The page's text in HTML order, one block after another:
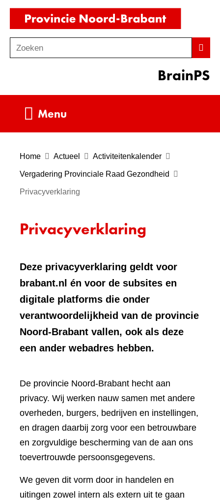
Ga
de
inhoud
o
Zoeken
BrainPS
Menu
Home Actueel Activiteitenkalender
Vergadering Provinciale Raad Gezondheid
Privacyverklaring
Privacyverklaring
Deze privacyverklaring geldt voor
brabant.nl én voor de subsites en
digitale platforms die onder
verantwoordelijkheid van de provincie
Noord-Brabant vallen, ook als deze
een ander webadres hebben.
De provincie Noord-Brabant hecht aan
privacy. Wij werken nauw samen met andere
overheden, burgers, bedrijven en instellingen,
en dragen daarbij zorg voor een betrouwbare
en zorgvuldige bescherming van de aan ons
toevertrouwde persoonsgegevens.
We geven dit vorm door in handelen en
uitingen zowel intern als extern uit te gaan